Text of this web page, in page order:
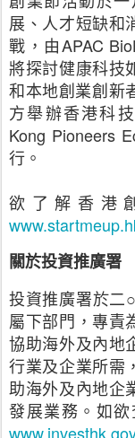
展、人才短缺和
戰，由APAC
將探討健康科技
和本地創業創新
方舉辦香港科
Kong Pioneers
行。
欲了解香港
關於投資推廣署
投資推廣署於二
屬下部門，專責
協助海外及內地
行業及企業所需
助海外及內地企
發展業務。如